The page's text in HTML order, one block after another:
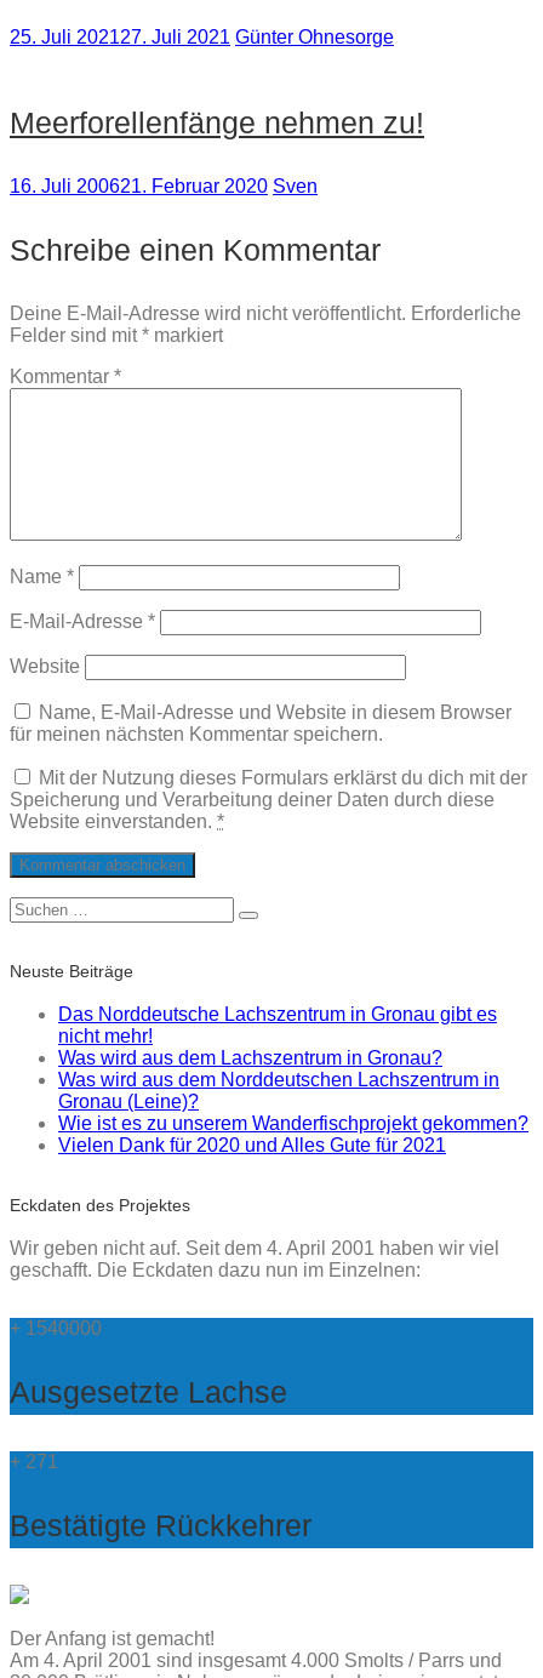
25. Juli 202127. Juli 2021 Günter Ohnesorge
Meerforellenfänge nehmen zu!
16. Juli 200621. Februar 2020 Sven
Schreibe einen Kommentar
Deine E-Mail-Adresse wird nicht veröffentlicht. Erforderliche
Felder sind mit* markiert
Kommentar *
Name *
E-Mail-Adresse *
Website
Name, E-Mail-Adresse und Website in diesem Browser
für meinen nächsten Kommentar speichern.
Mit der Nutzung dieses Formulars erklärst du dich mit der
Speicherung und Verarbeitung deiner Daten durch diese
Website einverstanden. *
Suche
nach:
Suchen
Neuste Beiträge
Das Norddeutsche Lachszentrum in Gronau gibt es
nicht mehr!
Was wird aus dem Lachszentrum in Gronau?
Was wird aus dem Norddeutschen Lachszentrum in
Gronau (Leine)?
Wie ist es zu unserem Wanderfischprojekt gekommen?
Vielen Dank für 2020 und Alles Gute für 2021
Eckdaten des Projektes
Wir geben nicht auf. Seit dem 4. April 2001 haben wir viel
geschafft. Die Eckdaten dazu nun im Einzelnen:
+ 1540000
Ausgesetzte Lachse
+ 271
Bestätigte Rückkehrer
Der Anfang ist gemacht!
Am 4. April 2001 sind insgesamt 4.000 Smolts / Parrs und